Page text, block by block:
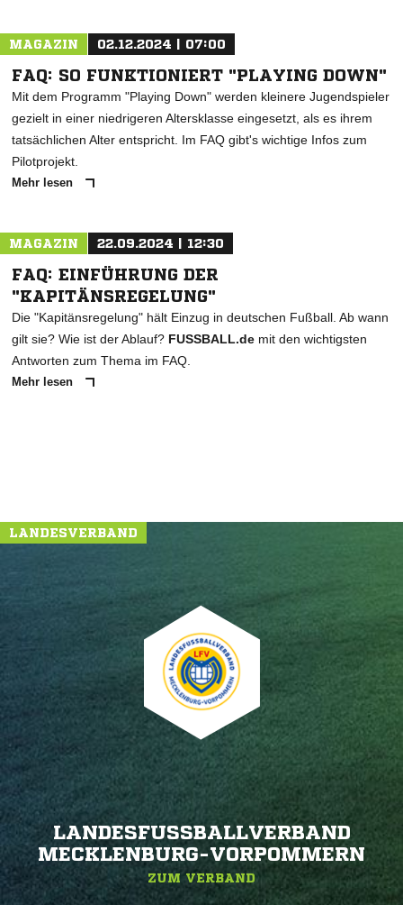
* Pflichtfelder
MAGAZIN 02.12.2024 | 07:00
FAQ: SO FUNKTIONIERT "PLAYING DOWN"
Mit dem Programm "Playing Down" werden kleinere Jugendspieler
gezielt in einer niedrigeren Altersklasse eingesetzt, als es ihrem
tatsächlichen Alter entspricht. Im FAQ gibt's wichtige Infos zum
Pilotprojekt.
Mehr lesen
MAGAZIN 22.09.2024 | 12:30
FAQ: EINFÜHRUNG DER
"KAPITÄNSREGELUNG"
Die "Kapitänsregelung" hält Einzug in deutschen Fußball. Ab wann
gilt sie? Wie ist der Ablauf? FUSSBALL.de mit den wichtigsten
Antworten zum Thema im FAQ.
Mehr lesen
LANDESVERBAND
LANDESFUSSBALLVERBAND M
ECKLENBURG-VORPOMMERN
ZUM VERBAND